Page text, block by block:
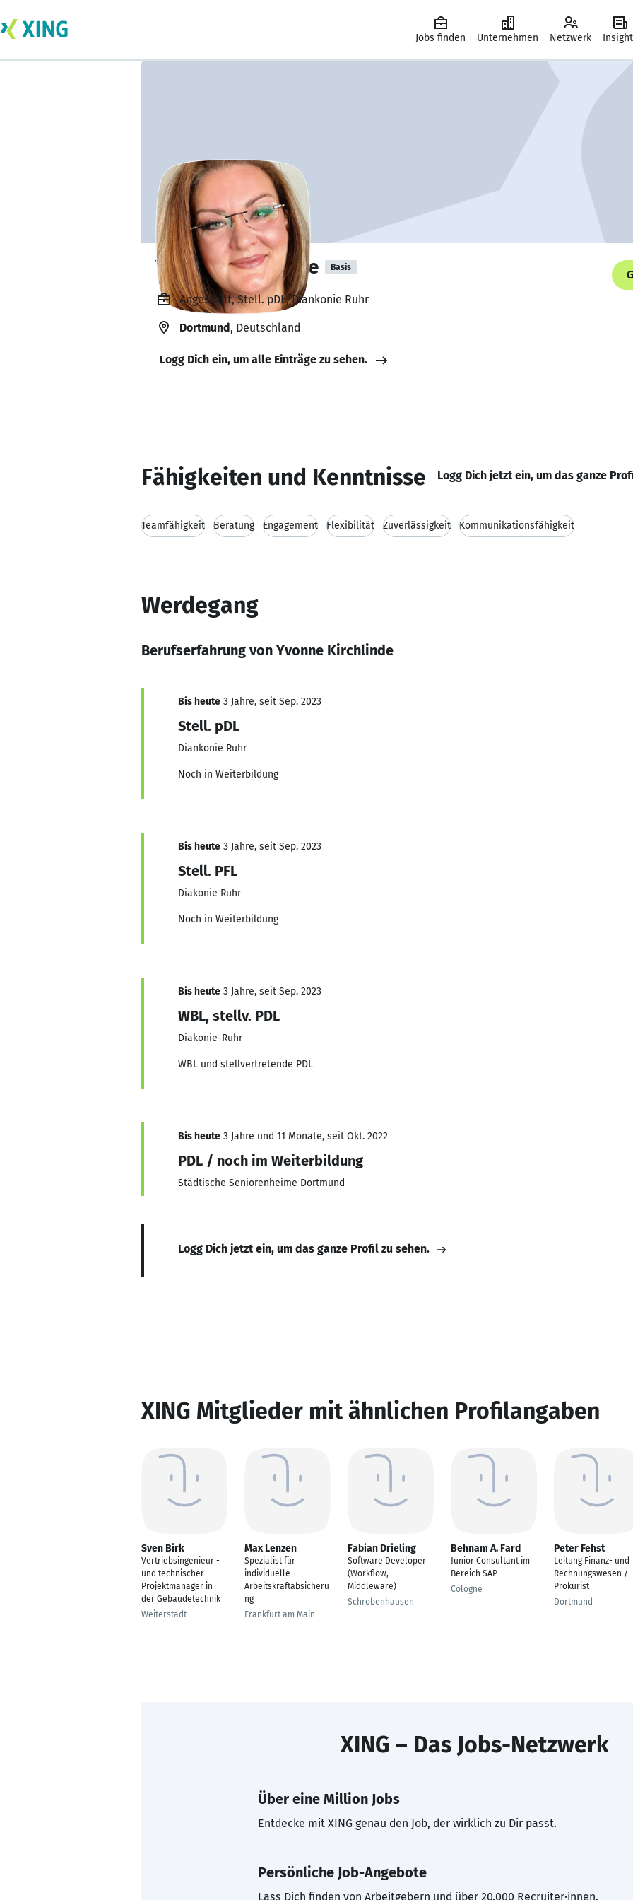
Jobs finden Unternehmen Netzwerk
Yvonne Kirchlinde Basis
Angestellt, Stell. pDL, Diankonie Ruhr
Dortmund, Deutschland
Logg Dich ein, um alle Einträge zu sehen.
Fähigkeiten und Kenntnisse Logg Dich jetzt ein, um das ganze
Teamfähigkeit Beratung Engagement Flexibilität Zuverlässigkeit Kommunikationsfähigkeit
Werdegang
Berufserfahrung von Yvonne Kirchlinde
Bis heute 3 Jahre, seit Sep. 2023
Stell. pDL
Diankonie Ruhr
Noch in Weiterbildung
Bis heute 3 Jahre, seit Sep. 2023
Stell. PFL
Diakonie Ruhr
Noch in Weiterbildung
Bis heute 3 Jahre, seit Sep. 2023
WBL, stellv. PDL
Diakonie-Ruhr
WBL und stellvertretende PDL
Bis heute 3 Jahre und 11 Monate, seit Okt. 2022
PDL / noch im Weiterbildung
Städtische Seniorenheime Dortmund
Logg Dich jetzt ein, um das ganze Profil zu sehen.
XING Mitglieder mit ähnlichen Profilangaben
Sven Birk
Vertriebsingenieur -
und technischer
Projektmanager in
der Gebäudetechnik
Weiterstadt
Max Lenzen
Spezialist für
individuelle
Arbeitskraftabsicheru
ng
Frankfurt am Main
Fabian Drieling
Software Developer
(Workflow,
Middleware)
Schrobenhausen
Behnam A. Fard
Junior Consultant im
Bereich SAP
Cologne
Peter Fehst
Leitung Finanz- und
Rechnungswesen /
Prokurist
Dortmund
XING – Das Jobs-Netzwerk
Über eine Million Jobs
Entdecke mit XING genau den Job, der wirklich zu Dir passt.
Persönliche Job-Angebote
Lass Dich finden von Arbeitgebern und über 20.000 Recruiter·innen.